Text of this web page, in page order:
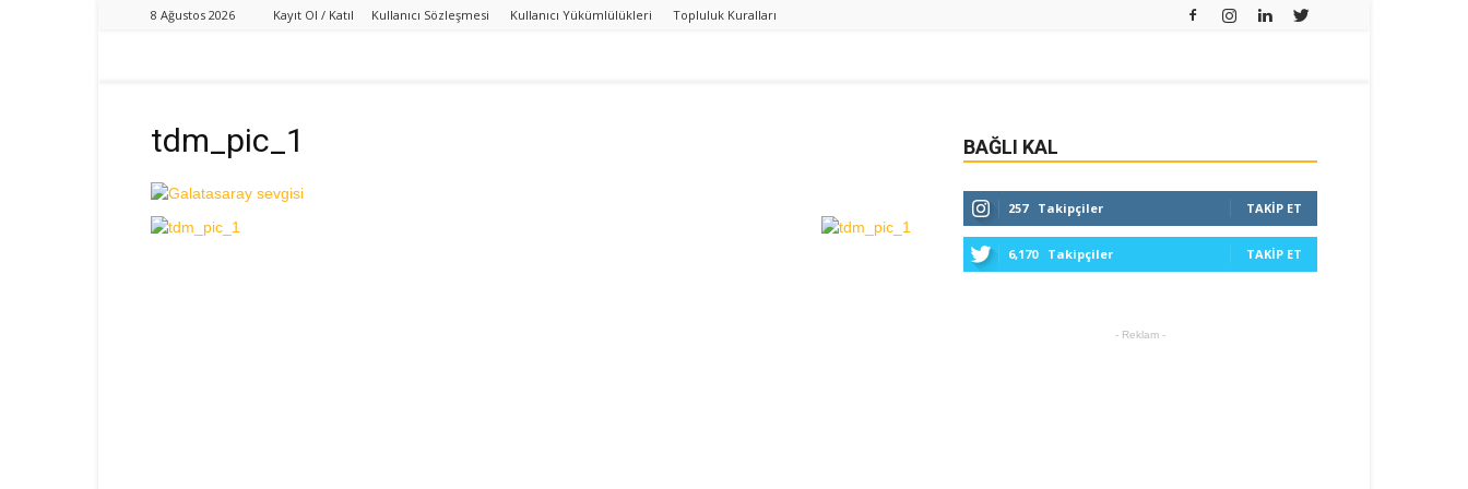
8 Ağustos 2026 Kayıt Ol / Katıl Kullanıcı Sözleşmesi Kullanıcı Yükümlülükleri Topluluk Kuralları
tdm_pic_1 BAĞLI KAL
257 Takipçiler TAKIP ET
6,170 Takipçiler TAKIP ET
- Reklam -